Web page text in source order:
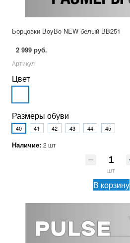
Борцовки BoyBo NEW белый BB251
2 999 руб.
Артикул
Цвет
Размеры обуви
40 41 42 43 44 45
Наличие: 2 шт
шт
В корзину